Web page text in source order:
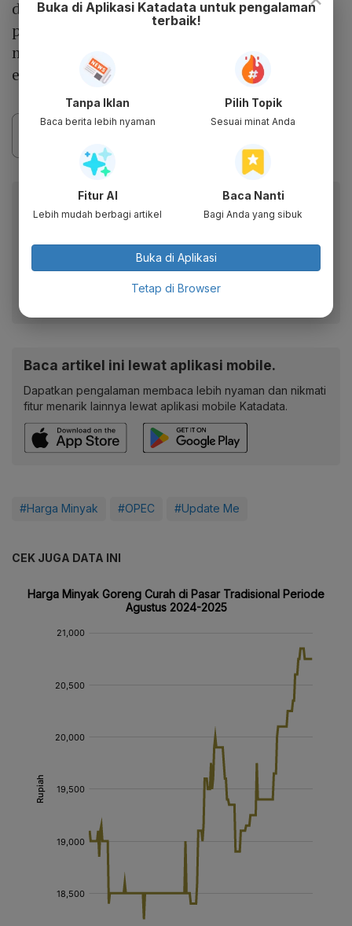
dan konsumen dapat memperlambat
pertumbuhan ekonomi dan berpotensi
menekan permintaan minyak dan komoditas
energi lainnya.
Dapatkan akses cepat ke berita terkini dan data
berharga dari WhatsApp Channel Katadata.co.id
Ikuti kami
Baca artikel ini lewat aplikasi mobile.
Dapatkan pengalaman membaca lebih nyaman dan nikmati
fitur menarik lainnya lewat aplikasi mobile Katadata.
#Harga Minyak #OPEC #Update Me
CEK JUGA DATA INI
Buka di Aplikasi Katadata untuk pengalaman
terbaik!
Tanpa Iklan
Baca berita lebih nyaman
Pilih Topik
Sesuai minat Anda
Fitur AI
Lebih mudah berbagi artikel
Baca Nanti
Bagi Anda yang sibuk
Buka di Aplikasi
Tetap di Browser